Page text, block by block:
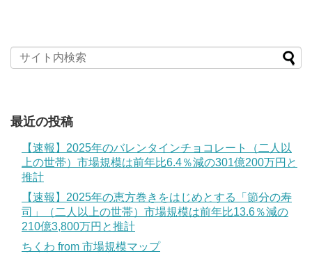
最近の投稿
【速報】2025年のバレンタインチョコレート（二人以
上の世帯）市場規模は前年比6.4％減の301億200万円と
推計
【速報】2025年の恵方巻きをはじめとする「節分の寿
司」（二人以上の世帯）市場規模は前年比13.6％減の
210億3,800万円と推計
ちくわ from 市場規模マップ